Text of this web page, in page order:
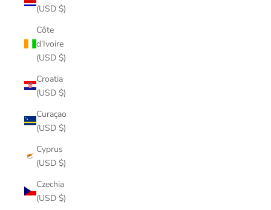
(USD $)
Côte
d’Ivoire
(USD $)
Croatia
(USD $)
Curaçao
(USD $)
Cyprus
(USD $)
Czechia
(USD $)